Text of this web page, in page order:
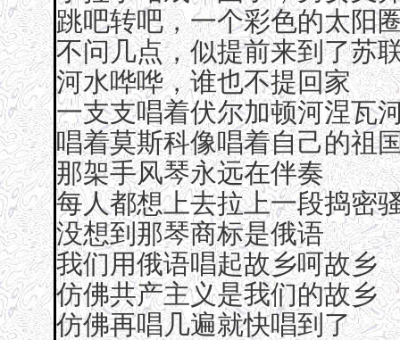
跳吧转吧，一个彩色的太阳
不问几点，似提前来到了苏
河水哗哗，谁也不提回家
一支支唱着伏尔加顿河涅瓦
唱着莫斯科像唱着自己的祖
那架手风琴永远在伴奏
每人都想上去拉上一段捣密
没想到那琴商标是俄语
我们用俄语唱起故乡呵故乡
仿佛共产主义是我们的故乡
仿佛再唱几遍就快唱到了